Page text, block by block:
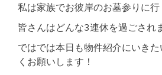
私は家族でお彼岸のお墓参りに行
皆さんはどんな3連休を過ごされ
ではでは本日も物件紹介にいき
くお願いします！